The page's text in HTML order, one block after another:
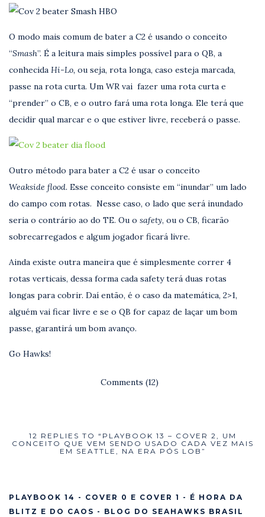
O modo mais comum de bater a C2 é usando o conceito
“Smash”. É a leitura mais simples possível para o QB, a
conhecida Hi-Lo, ou seja, rota longa, caso esteja marcada,
passe na rota curta. Um WR vai fazer uma rota curta e
“prender” o CB, e o outro fará uma rota longa. Ele terá que
decidir qual marcar e o que estiver livre, receberá o passe.
Outro método para bater a C2 é usar o conceito
Weakside flood. Esse conceito consiste em “inundar” um lado
do campo com rotas. Nesse caso, o lado que será inundado
seria o contrário ao do TE. Ou o safety, ou o CB, ficarão
sobrecarregados e algum jogador ficará livre.
Ainda existe outra maneira que é simplesmente correr 4
rotas verticais, dessa forma cada safety terá duas rotas
longas para cobrir. Daí então, é o caso da matemática, 2>1,
alguém vai ficar livre e se o QB for capaz de laçar um bom
passe, garantirá um bom avanço.
Go Hawks!
Comments (12)
12 REPLIES TO “PLAYBOOK 13 – COVER 2, UM
CONCEITO QUE VEM SENDO USADO CADA VEZ MAIS
EM SEATTLE, NA ERA PÓS LOB”
PLAYBOOK 14 - COVER 0 E COVER 1 - É HORA DA
BLITZ E DO CAOS - BLOG DO SEAHAWKS BRASIL